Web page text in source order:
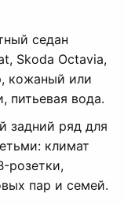
седан
Skoda Octavia,
кожаный или
питьевая вода.
задний ряд для
климат
розетки,
пар и семей.